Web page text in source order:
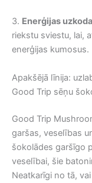
3. Enerģijas
riekstu sviestu, lai,
enerģijas kumosus.
Apakšējā līnija:
Good Trip sēņu
Good Trip
garšas, veselības
šokolādes garšīgo
veselībai, šie
Neatkarīgi no tā,